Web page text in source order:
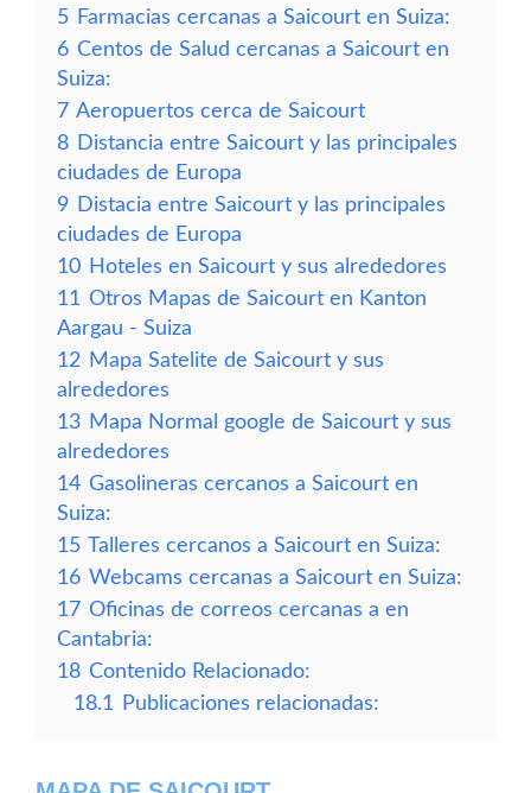
5 Farmacias cercanas a Saicourt en Suiza:
6 Centos de Salud cercanas a Saicourt en
Suiza:
7 Aeropuertos cerca de Saicourt
8 Distancia entre Saicourt y las principales
ciudades de Europa
9 Distacia entre Saicourt y las principales
ciudades de Europa
10 Hoteles en Saicourt y sus alrededores
11 Otros Mapas de Saicourt en Kanton
Aargau - Suiza
12 Mapa Satelite de Saicourt y sus
alrededores
13 Mapa Normal google de Saicourt y sus
alrededores
14 Gasolineras cercanos a Saicourt en
Suiza:
15 Talleres cercanos a Saicourt en Suiza:
16 Webcams cercanas a Saicourt en Suiza:
17 Oficinas de correos cercanas a en
Cantabria:
18 Contenido Relacionado:
18.1
Publicaciones relacionadas: